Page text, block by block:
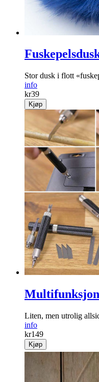
Stor dusk i flott
info
kr39
Kjøp
Liten, men utrolig
info
kr149
Kjøp